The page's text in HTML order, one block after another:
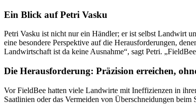
Ein Blick auf Petri Vasku
Petri Vasku ist nicht nur ein Händler; er ist selbst Landwirt
eine besondere Perspektive auf die Herausforderungen,
Landwirtschaft ist da keine Ausnahme“, sagt Petri.
Die Herausforderung: Präzision erreichen,
Vor FieldBee hatten viele Landwirte mit Ineffizienzen in
Saatlinien oder das Vermeiden von Überschneidungen